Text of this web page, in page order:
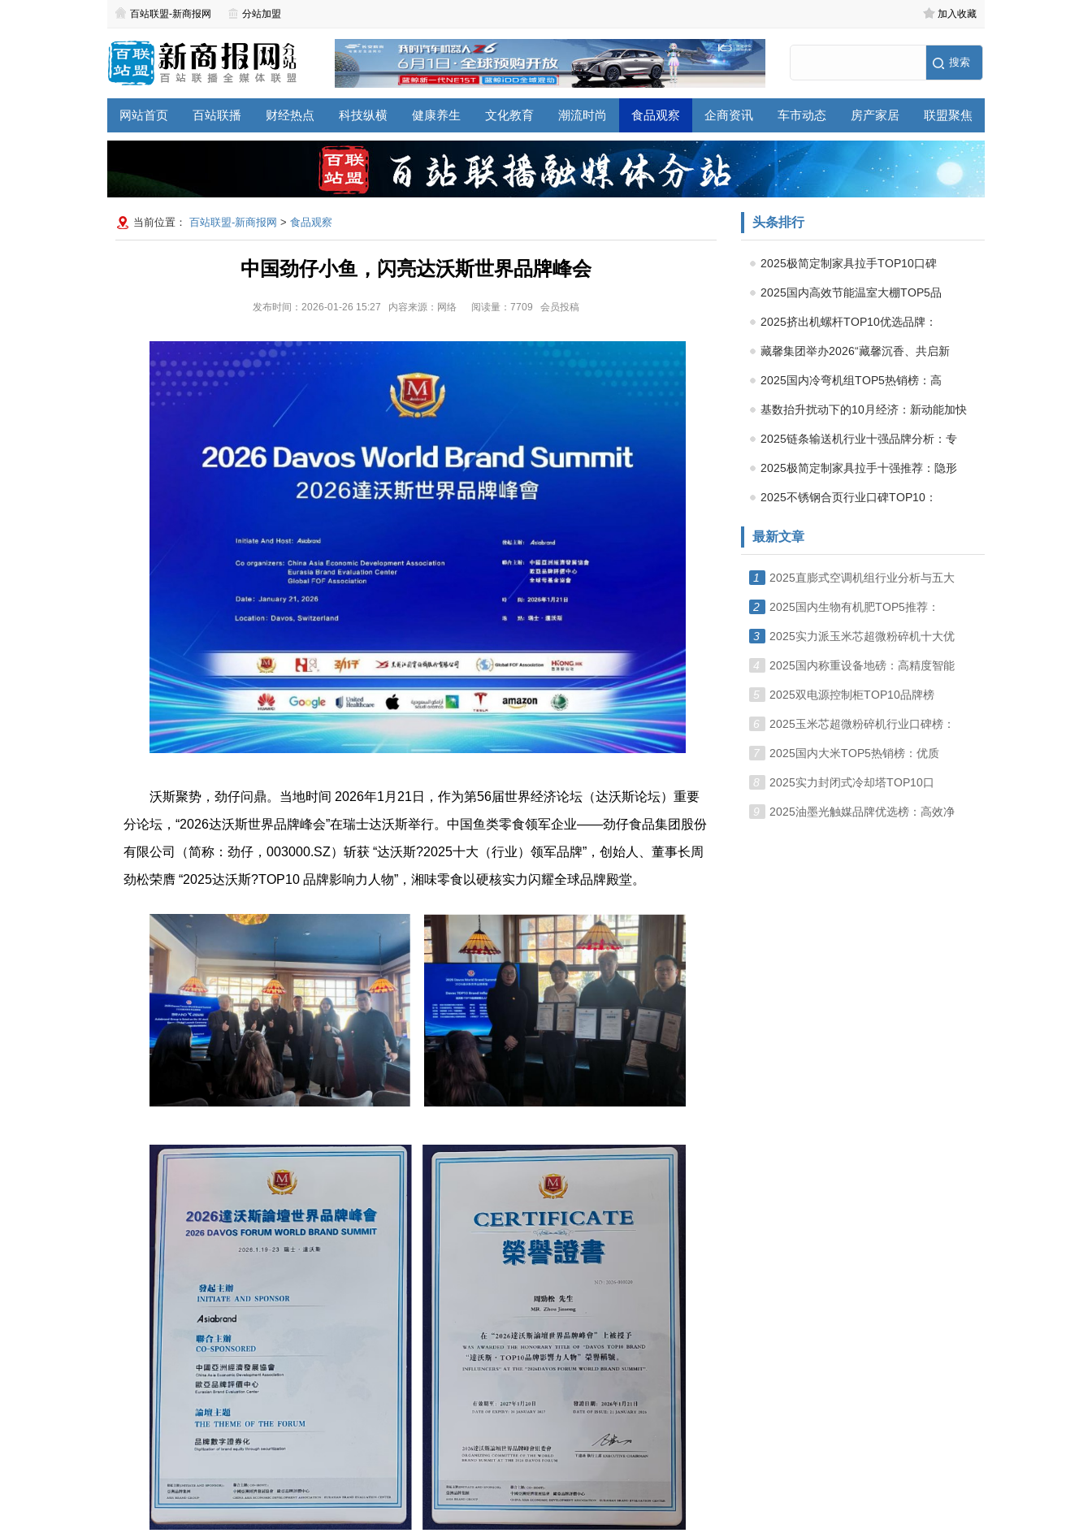
百站联盟-新商报网 分站加盟 加入收藏
网站首页 百站联播 财经热点 科技纵横 健康养生 文化教育 潮流时尚 食品观察 企商资讯 车市动态 房产家居 联盟聚焦
当前位置： 百站联盟-新商报网 > 食品观察
中国劲仔小鱼，闪亮达沃斯世界品牌峰会
发布时间：2026-01-26 15:27 内容来源：网络 阅读量：7709 会员投稿
沃斯聚势，劲仔问鼎。当地时间 2026年1月21日，作为第56届世界经济论坛（达沃斯论坛）重要
分论坛，“2026达沃斯世界品牌峰会”在瑞士达沃斯举行。中国鱼类零食领军企业——劲仔食品集团股份
有限公司（简称：劲仔，003000.SZ）斩获 “达沃斯?2025十大（行业）领军品牌”，创始人、董事长周
劲松荣膺 “2025达沃斯?TOP10 品牌影响力人物”，湘味零食以硬核实力闪耀全球品牌殿堂。
头条排行
2025极简定制家具拉手TOP10口碑
2025国内高效节能温室大棚TOP5品
2025挤出机螺杆TOP10优选品牌：
藏馨集团举办2026“藏馨沉香、共启新
2025国内冷弯机组TOP5热销榜：高
基数抬升扰动下的10月经济：新动能加快
2025链条输送机行业十强品牌分析：专
2025极简定制家具拉手十强推荐：隐形
2025不锈钢合页行业口碑TOP10：
最新文章
1 2025直膨式空调机组行业分析与五大
2 2025国内生物有机肥TOP5推荐：
3 2025实力派玉米芯超微粉碎机十大优
4 2025国内称重设备地磅：高精度智能
5 2025双电源控制柜TOP10品牌榜
6 2025玉米芯超微粉碎机行业口碑榜：
7 2025国内大米TOP5热销榜：优质
8 2025实力封闭式冷却塔TOP10口
9 2025油墨光触媒品牌优选榜：高效净